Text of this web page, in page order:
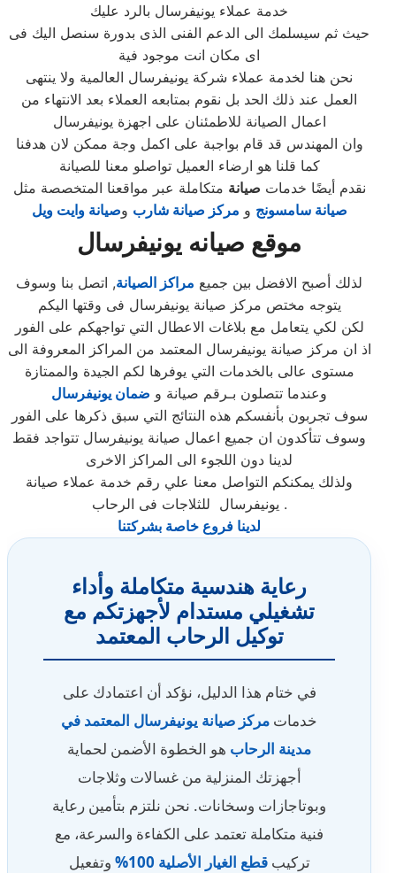
خدمة عملاء يونيفرسال بالرد عليك
حيث ثم سيسلمك الى الدعم الفنى الذى بدورة سنصل اليك فى
اى مكان انت موجود فية
نحن هنا لخدمة عملاء شركة يونيفرسال العالمية ولا ينتهى
العمل عند ذلك الحد بل نقوم بمتابعه العملاء بعد الانتهاء من
اعمال الصيانة للاطمئنان على اجهزة يونيفرسال
وان المهندس قد قام بواجبة على اكمل وجة ممكن لان هدفنا
كما قلنا هو ارضاء العميل تواصلو معنا للصيانة
نقدم أيضًا خدمات صيانة متكاملة عبر مواقعنا المتخصصة مثل
صيانة سامسونج و مركز صيانة شارب وصيانة وايت ويل
موقع صيانه يونيفرسال
لذلك أصبح الافضل بين جميع مراكز الصيانة, اتصل بنا وسوف
يتوجه مختص مركز صيانة يونيفرسال فى وقتها اليكم
لكن لكي يتعامل مع بلاغات الاعطال التي تواجهكم على الفور
اذ ان مركز صيانة يونيفرسال المعتمد من المراكز المعروفة الى
مستوى عالى بالخدمات التي يوفرها لكم الجيدة والممتازة
وعندما تتصلون بـرقم صيانة و ضمان يونيفرسال
سوف تجربون بأنفسكم هذه النتائج التي سبق ذكرها على الفور
وسوف تتأكدون ان جميع اعمال صيانة يونيفرسال تتواجد فقط
لدينا دون اللجوء الى المراكز الاخرى
ولذلك يمكنكم التواصل معنا علي رقم خدمة عملاء صيانة
يونيفرسال للثلاجات فى الرحاب .
لدينا فروع خاصة بشركتنا
رعاية هندسية متكاملة وأداء
تشغيلي مستدام لأجهزتكم مع
توكيل الرحاب المعتمد
في ختام هذا الدليل، نؤكد أن اعتمادك على
خدمات مركز صيانة يونيفرسال المعتمد في
مدينة الرحاب هو الخطوة الأضمن لحماية
أجهزتك المنزلية من غسالات وثلاجات
وبوتاجازات وسخانات. نحن نلتزم بتأمين رعاية
فنية متكاملة تعتمد على الكفاءة والسرعة، مع
تركيبقطع الغيار الأصلية 100%
وتفعيل